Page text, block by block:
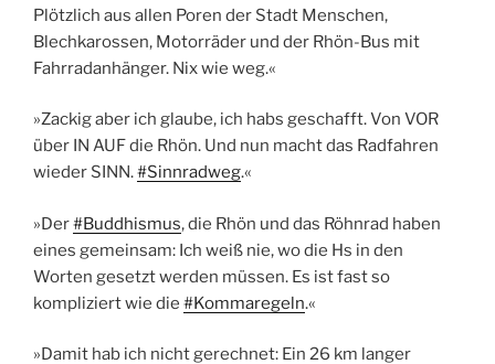
Plötzlich aus allen Poren der Stadt Menschen,
Blechkarossen, Motorräder und der Rhön-Bus mit
Fahrradanhänger. Nix wie weg.«
»Zackig aber ich glaube, ich habs geschafft. Von VOR
über IN AUF die Rhön. Und nun macht das Radfahren
wieder SINN.#Sinnradweg.«
»Der#Buddhismus, die Rhön und das Röhnrad haben
eines gemeinsam: Ich weiß nie, wo die Hs in den
Worten gesetzt werden müssen. Es ist fast so
kompliziert wie die #Kommaregeln.«
»Damit hab ich nicht gerechnet: Ein 26 km langer